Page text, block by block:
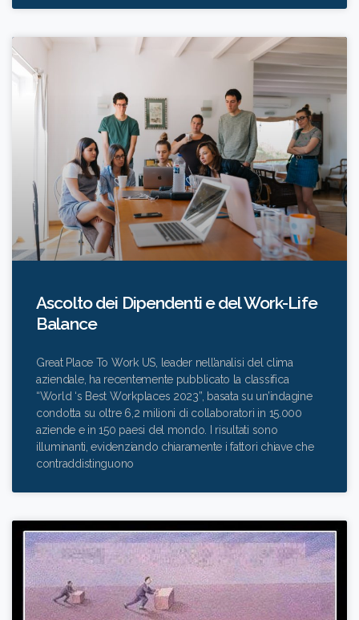
Ascolto dei Dipendenti e del Work-Life
Balance
Great Place To Work US, leader nell’analisi del clima
aziendale, ha recentemente pubblicato la classifica
“World ‘s Best Workplaces 2023”, basata su un’indagine
condotta su oltre 6,2 milioni di collaboratori in 15.000
aziende e in 150 paesi del mondo. I risultati sono
illuminanti, evidenziando chiaramente i fattori chiave che
contraddistinguono